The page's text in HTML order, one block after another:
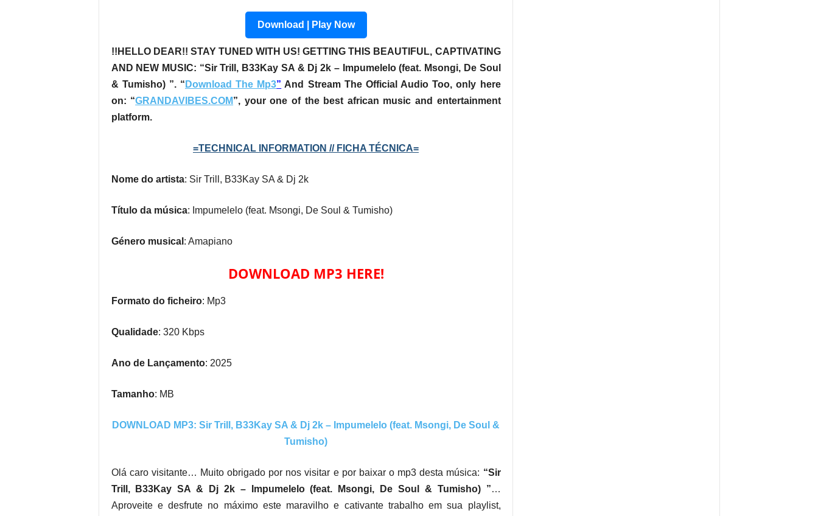
Download | Play Now
!!HELLO DEAR!! STAY TUNED WITH US! GETTING THIS BEAUTIFUL, CAPTIVATING
AND NEW MUSIC: “Sir Trill, B33Kay SA & Dj 2k – Impumelelo (feat. Msongi, De Soul
& Tumisho) ”. “ Download The Mp3” And Stream The Official Audio Too, only here
on: “GRANDAVIBES.COM”, your one of the best african music and entertainment
platform.
=TECHNICAL INFORMATION // FICHA TÉCNICA=
Nome do artista: Sir Trill, B33Kay SA & Dj 2k
Título da música: Impumelelo (feat. Msongi, De Soul & Tumisho)
Género musical : Amapiano
DOWNLOAD MP3 HERE!
Formato do ficheiro: Mp3
Qualidade: 320 Kbps
Ano de Lançamento: 2025
Tamanho: MB
DOWNLOAD MP3: Sir Trill, B33Kay SA & Dj 2k – Impumelelo (feat. Msongi, De Soul &
Tumisho)
Olá caro visitante… Muito obrigado por nos visitar e por baixar o mp3 desta música: “Sir
Trill, B33Kay SA & Dj 2k – Impumelelo (feat. Msongi, De Soul & Tumisho) ”…
Aproveite e desfrute no máximo este maravilho e cativante trabalho em sua playlist,